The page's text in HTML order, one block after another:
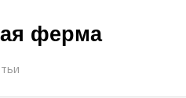
ферма